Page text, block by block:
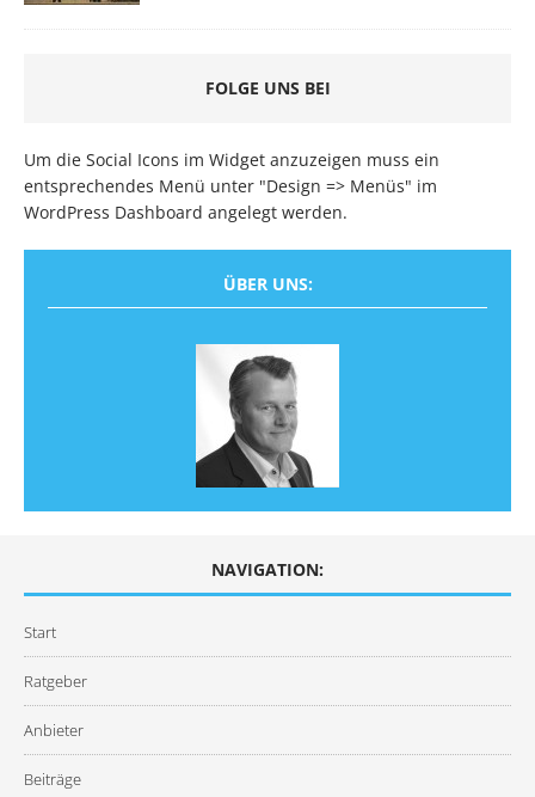
FOLGE UNS BEI
Um die Social Icons im Widget anzuzeigen muss ein
entsprechendes Menü unter "Design => Menüs" im
WordPress Dashboard angelegt werden.
ÜBER UNS:
NAVIGATION:
Start
Ratgeber
Anbieter
Beiträge